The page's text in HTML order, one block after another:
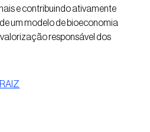
e contribuindo ativamente
um modelo de bioeconomia
responsável dos
RAIZ